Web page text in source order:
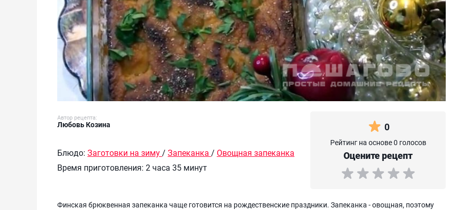
Автор рецепта:
Любовь Козина
Блюдо: Заготовки на зиму / Запеканка / Овощная запеканка
Время приготовления: 2 часа 35 минут
0
Рейтинг на основе 0 голосов
Оцените рецепт
Финская брюквенная запеканка чаще готовится на рождественские праздники. Запеканка - овощная, поэтому